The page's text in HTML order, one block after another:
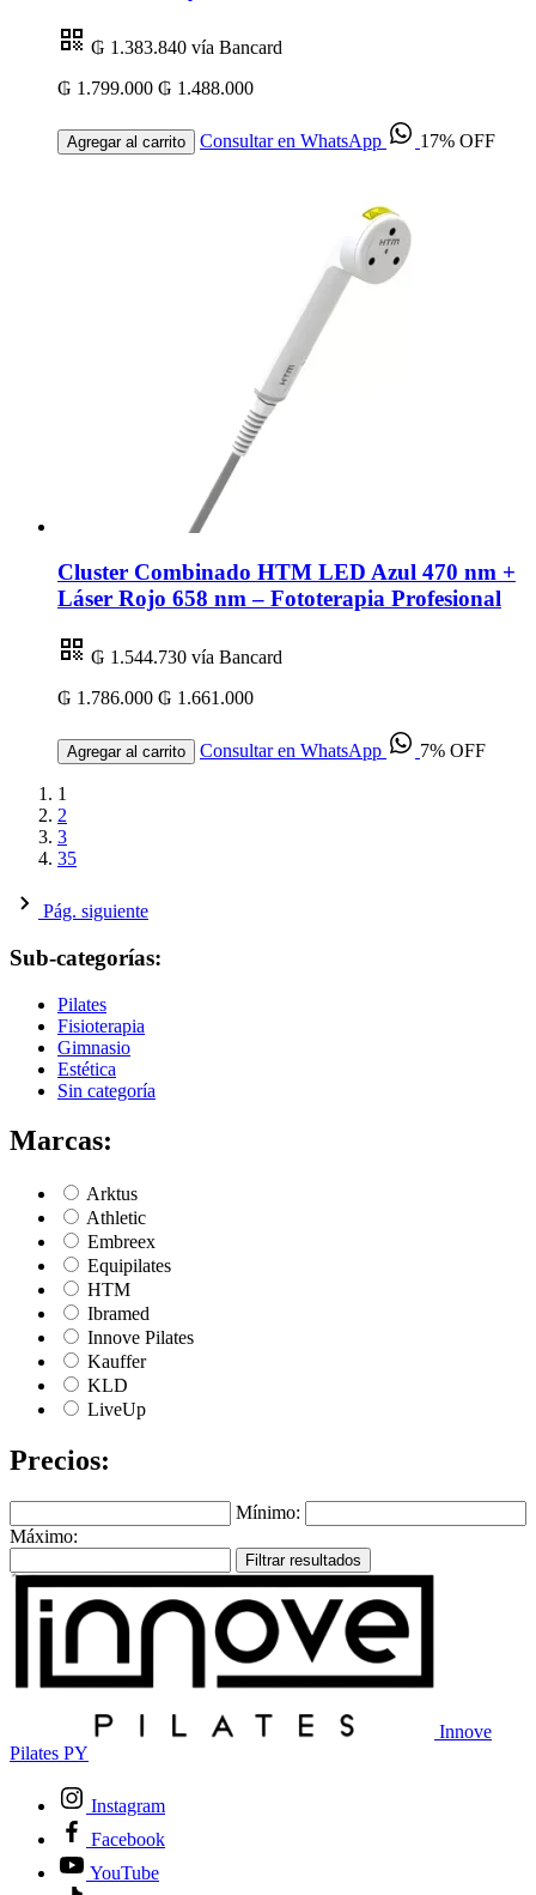
₲ 1.383.840 vía Bancard
₲ 1.799.000 ₲ 1.488.000
Agregar al carrito Consultar en WhatsApp 17% OFF
Cluster Combinado HTM LED Azul 470 nm +
Láser Rojo 658 nm – Fototerapia Profesional
₲ 1.544.730 vía Bancard
₲ 1.786.000 ₲ 1.661.000
Agregar al carrito Consultar en WhatsApp 7% OFF
1
2
3
35
Pág. siguiente
Sub-categorías:
Pilates
Fisioterapia
Gimnasio
Estética
Sin categoría
Marcas:
Arktus
Athletic
Embreex
Equipilates
HTM
Ibramed
Innove Pilates
Kauffer
KLD
LiveUp
Precios:
Mínimo:
Máximo:
Filtrar resultados
Innove
Pilates PY
Instagram
Facebook
YouTube